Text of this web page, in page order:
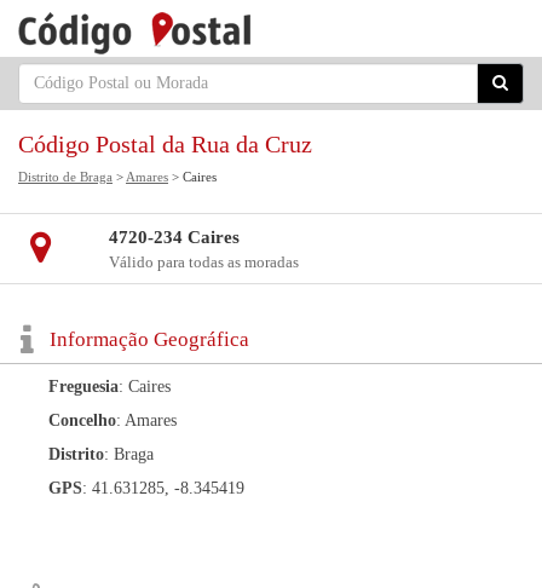
Código Postal da Rua da Cruz
Distrito de Braga > Amares > Caires
4720-234 Caires
Válido para todas as moradas
Informação Geográfica
Freguesia: Caires
Concelho: Amares
Distrito: Braga
GPS: 41.631285, -8.345419